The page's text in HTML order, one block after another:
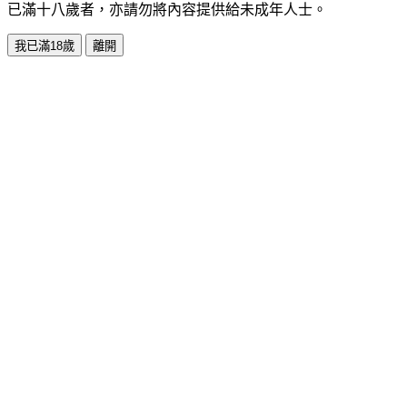
已滿十八歲者，亦請勿將內容提供給未成年人士。
我已滿18歲 離開